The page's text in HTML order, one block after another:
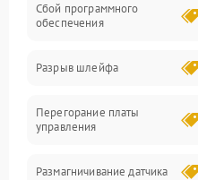
Электропитание
Сбой программного
обеспечения
Разрыв шлейфа
Перегорание платы
управления
Размагничивание датчика